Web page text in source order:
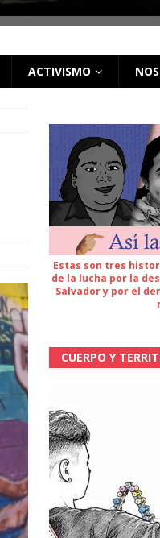
ACTIVISMO
Estas son tres
de la lucha por la
Salvador y por el
CUERPO Y